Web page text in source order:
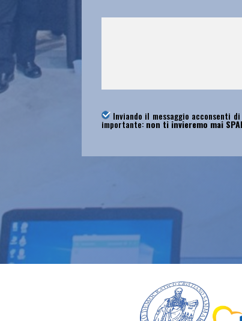
Inviando il messaggio acconsenti
importante: non ti invieremo mai